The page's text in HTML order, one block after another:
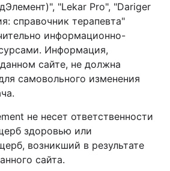
"Lekar Pro", "Dariger
справочник терапевта"
информационно-
Информация,
сайте, не должна
самовольного изменения
не несет ответственности
здоровью или
возникший в результате
сайта.